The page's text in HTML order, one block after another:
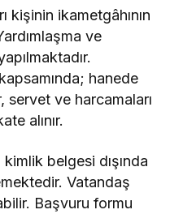
kişinin ikametgâhının
ve
hanede
ve harcamaları
alınır.
belgesi dışında
Vatandaş
Başvuru formu